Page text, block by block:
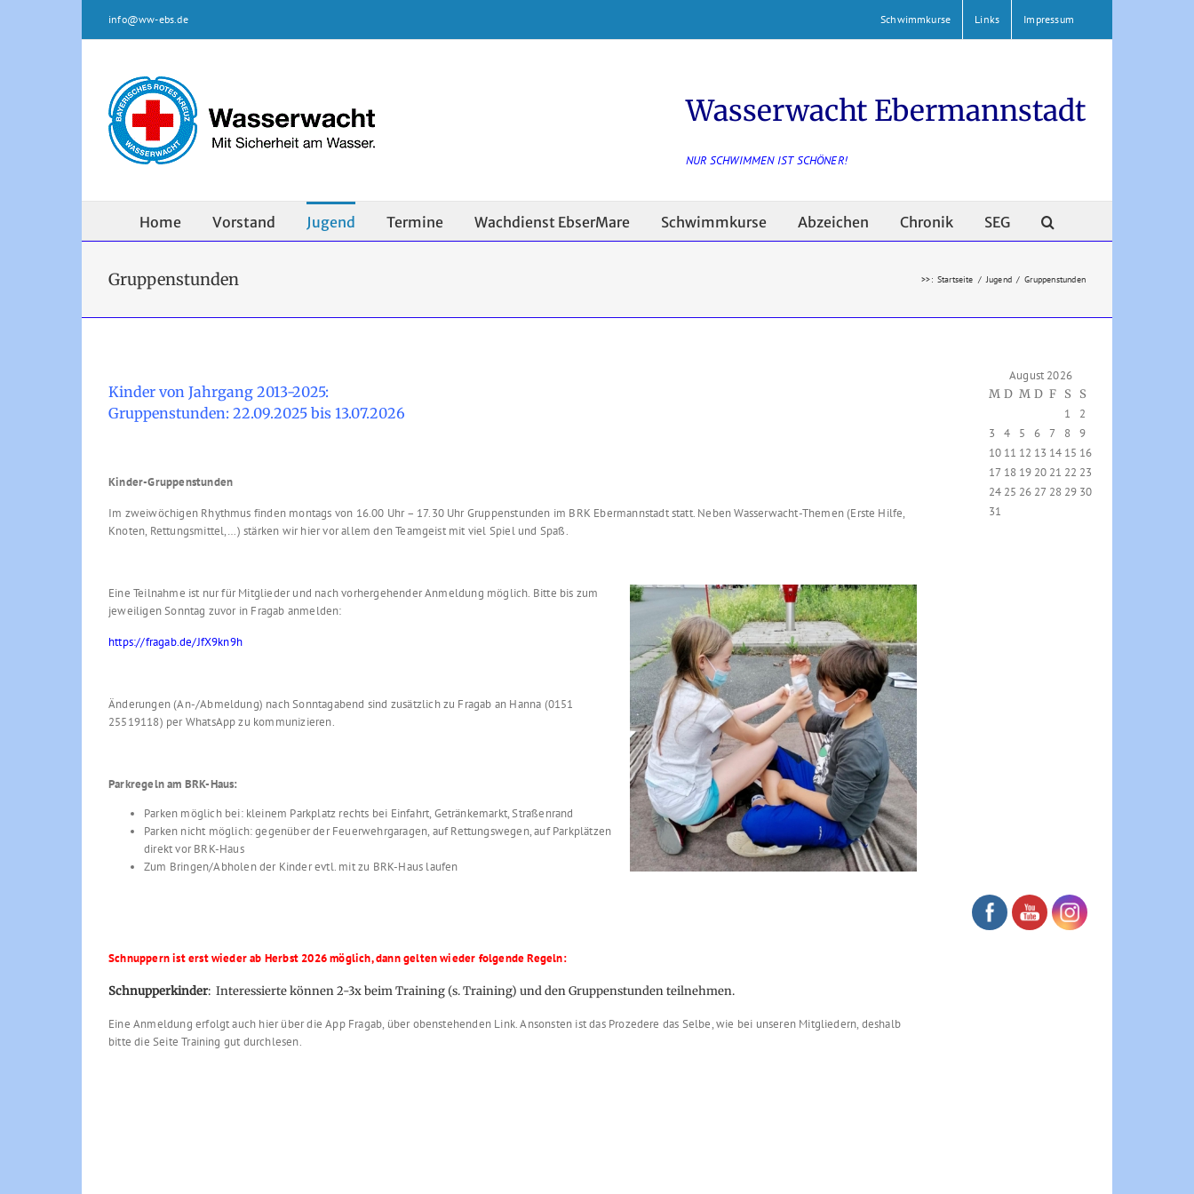
info@ww-ebs.de Schwimmkurse Links Impressum
Wasserwacht Ebermannstadt
NUR SCHWIMMEN IST SCHÖNER!
Home Vorstand Jugend Termine Wachdienst EbserMare Schwimmkurse Abzeichen Chronik SEG
Gruppenstunden >>: Startseite / Jugend / Gruppenstunden
Kinder von Jahrgang 2013-2025:
Gruppenstunden: 22.09.2025 bis 13.07.2026
Kinder-Gruppenstunden
Im zweiwöchigen Rhythmus finden montags von 16.00 Uhr – 17.30 Uhr Gruppenstunden im BRK Ebermannstadt statt. Neben Wasserwacht-Themen (Erste Hilfe,
Knoten, Rettungsmittel,…) stärken wir hier vor allem den Teamgeist mit viel Spiel und Spaß.
Eine Teilnahme ist nur für Mitglieder und nach vorhergehender Anmeldung möglich. Bitte bis zum
jeweiligen Sonntag zuvor in Fragab anmelden:
https://fragab.de/JfX9kn9h
Änderungen (An-/Abmeldung) nach Sonntagabend sind zusätzlich zu Fragab an Hanna (0151
25519118) per WhatsApp zu kommunizieren.
Parkregeln am BRK-Haus:
Parken möglich bei: kleinem Parkplatz rechts bei Einfahrt, Getränkemarkt, Straßenrand
Parken nicht möglich: gegenüber der Feuerwehrgaragen, auf Rettungswegen, auf Parkplätzen
direkt vor BRK-Haus
Zum Bringen/Abholen der Kinder evtl. mit zu BRK-Haus laufen
Schnuppern ist erst wieder ab Herbst 2026 möglich, dann gelten wieder folgende Regeln:
Schnupperkinder: Interessierte können 2-3x beim Training (s.Training) und den Gruppenstunden teilnehmen.
Eine Anmeldung erfolgt auch hier über die App Fragab, über obenstehenden Link. Ansonsten ist das Prozedere das Selbe, wie bei unseren Mitgliedern, deshalb
bitte die Seite Training gut durchlesen.
August 2026
M D M D F S S
1
2
3
4 5 6 7 8
9
10 11 12 13 14 15 16
17 18 19 20 21 22 23
24 25 26 27 28 29 30
31